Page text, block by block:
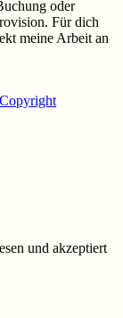
oder
Für dich
meine Arbeit an
Copyright
und akzeptiert